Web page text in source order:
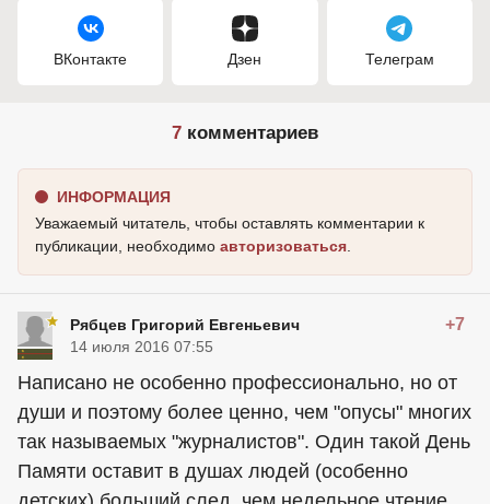
ВКонтакте Дзен Телеграм
7 комментариев
ИНФОРМАЦИЯ
Уважаемый читатель, чтобы оставлять комментарии к
публикации, необходимо авторизоваться
Рябцев Григорий Евгеньевич +7
14 июля 2016 07:55
Написано не особенно профессионально, но от
души и поэтому более ценно, чем "опусы" многих
так называемых "журналистов". Один такой День
Памяти оставит в душах людей (особенно